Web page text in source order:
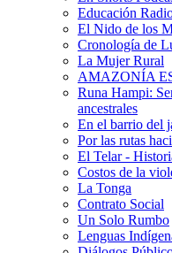
Educación
El Nido de los
Cronología de
La Mujer Rural
AMAZONÍA
Runa Hampi:
ancestrales
En el barrio del
Por las rutas
El Telar -
Costos de la
La Tonga
Contrato Social
Un Solo Rumbo
Lenguas